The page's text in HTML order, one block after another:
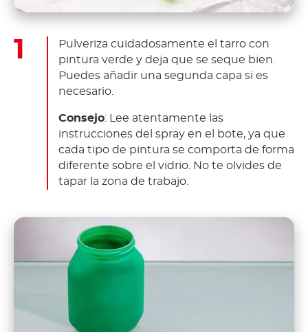
Pulveriza cuidadosamente el tarro con
pintura verde y deja que se seque bien.
Puedes añadir una segunda capa si es
necesario.
Consejo: Lee atentamente las
instrucciones del spray en el bote, ya que
cada tipo de pintura se comporta de forma
diferente sobre el vidrio. No te olvides de
tapar la zona de trabajo.